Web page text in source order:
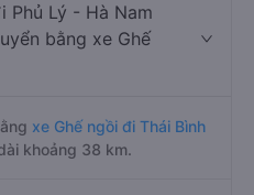
Phủ Lý - Hà Nam
bằng xe Ghế
xe Ghế ngồi đi Thái Bình
khoảng 38 km.